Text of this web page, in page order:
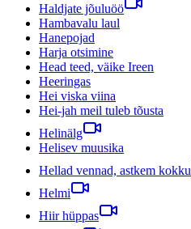
Haldjate jõuluöö
Hambavalu laul
Hanepojad
Harja otsimine
Head teed, väike Ireen
Heeringas
Hei viska viina
Hei-jah meil tuleb tõusta
Helinälg
Helisev muusika
Hellad vennad, astkem kokku
Helmi
Hiir hüppas